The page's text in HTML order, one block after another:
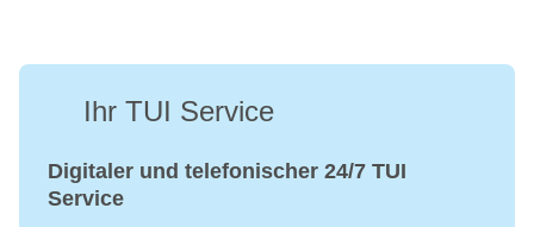
Ihr TUI Service
Digitaler und telefonischer 24/7 TUI
Service